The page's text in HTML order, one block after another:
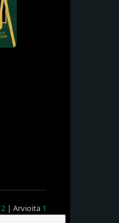
2 | Arvioita 1